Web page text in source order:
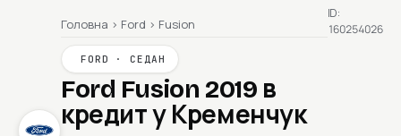
Головна › Ford › Fusion
FORD · СЕДАН
Ford Fusion 2019 в
кредит у Кременчук
ID:
160254026